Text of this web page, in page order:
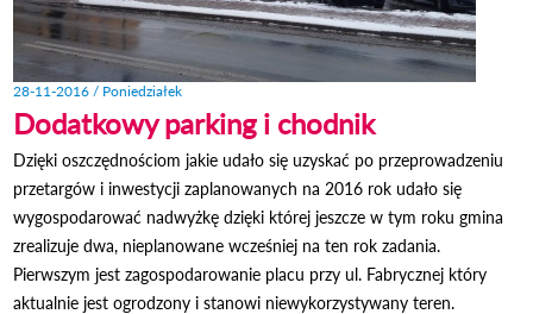
28-11-2016 / Poniedziałek
Dodatkowy parking i chodnik
Dzięki oszczędnościom jakie udało się uzyskać po przeprowadzeniu
przetargów i inwestycji zaplanowanych na 2016 rok udało się
wygospodarować nadwyżkę dzięki której jeszcze w tym roku gmina
zrealizuje dwa, nieplanowane wcześniej na ten rok zadania.
Pierwszym jest zagospodarowanie placu przy ul. Fabrycznej który
aktualnie jest ogrodzony i stanowi niewykorzystywany teren.